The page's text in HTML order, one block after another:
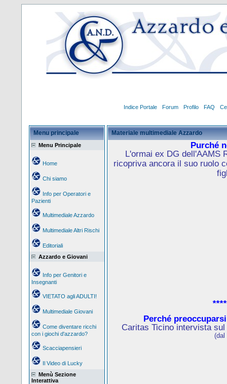
Indice Portale Forum Profilo FAQ
Menu principale
Menu Principale
Home
Chi siamo
Info per Operatori e
Pazienti
Multimediale Azzardo
Multimediale Altri Rischi
Editoriali
Azzardo e Giovani
Info per Genitori e
Insegnanti
VIETATO agli ADULTI!
Multimediale Giovani
Come diventare ricchi
con i giochi d'azzardo?
Scacciapensieri
Il Video di Lucky
Menù Sezione
Interattiva
Materiale multimediale Azzardo
Purché
L'ormai ex DG dell'AAMS
ricopriva ancora il suo ruolo
Perché
Caritas Ticino intervista
(dal